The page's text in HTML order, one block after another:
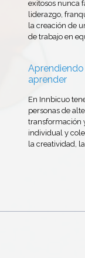
exitosos nunca
liderazgo,
la creación de
de trabajo en
aprender
En Innbicuo
personas de
transformación
individual y
la creatividad,